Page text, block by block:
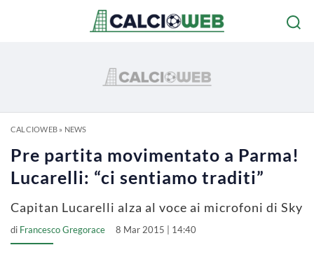
CALCIOWEB» NEWS
Pre partita movimentato a Parma!
Lucarelli: “ci sentiamo traditi”
Capitan Lucarelli alza al voce ai microfoni di Sky
di Francesco Gregorace 8 Mar 2015 | 14:40